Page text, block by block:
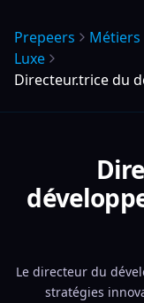
Prepeers Métiers
Luxe
Directeur.trice du
Le directeur du
stratégies